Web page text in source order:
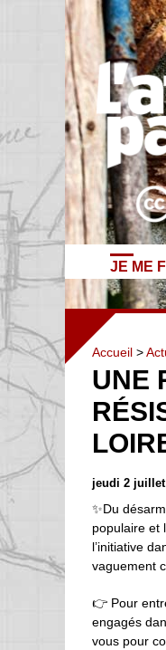
JE ME
Accueil >
UNE
jeudi 2 juillet
✨Du
populaire et
l’initiative
vaguement
👉 Pour
engagés
vous pour